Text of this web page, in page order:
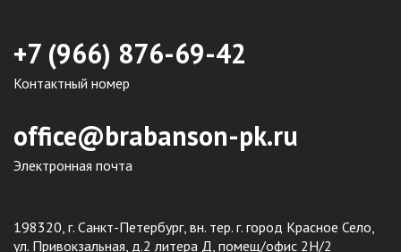
+7 (966) 876-69-42
Контактный номер
office@brabanson-pk.ru
Электронная почта
198320, г. Санкт-Петербург, вн. тер. г. город Красное Село,
ул. Привокзальная, д.2 литера Д, помещ/офис 2Н/2